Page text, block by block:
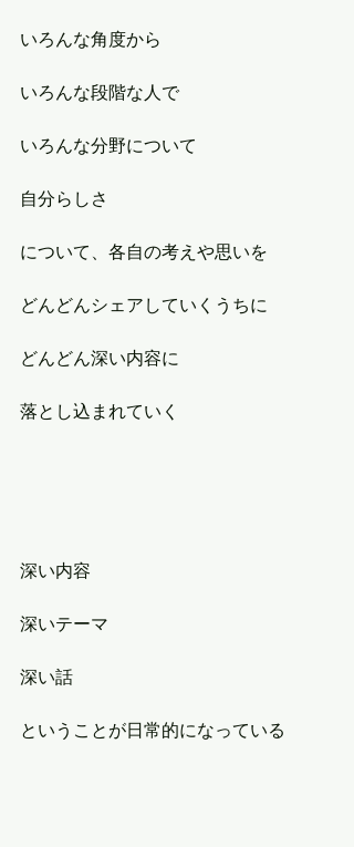
いろんな角度から
いろんな段階な人で
いろんな分野について
自分らしさ
について、各自の考えや思いを
どんどんシェアしていくうちに
どんどん深い内容に
落とし込まれていく
深い内容
深いテーマ
深い話
ということが日常的になっている